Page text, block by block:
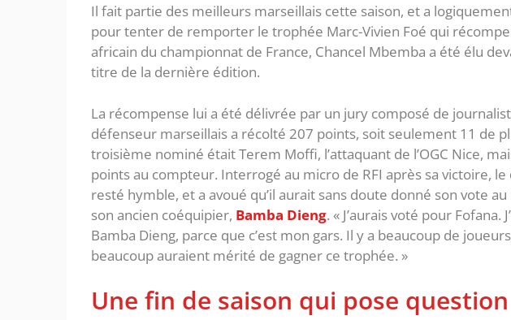
Il fait partie des meilleurs marseillais cette saison, et a
pour tenter de remporter le trophée Marc-Vivien Foé qui
africain du championnat de France, Chancel Mbemba a été élu
titre de la dernière édition.
La récompense lui a été délivrée par un jury composé de
défenseur marseillais a récolté 207 points, soit seulement 11 de
troisième nominé était Terem Moffi, l’attaquant de l’OGC Nice,
points au compteur. Interrogé au micro de RFI après sa victoire,
resté hymble, et a avoué qu’il aurait sans doute donné son vote au
son ancien coéquipier, Bamba Dieng. « J’aurais voté pour
Bamba Dieng, parce que c’est mon gars. Il y a beaucoup de
beaucoup auraient mérité de gagner ce trophée. »
Une fin de saison qui pose question